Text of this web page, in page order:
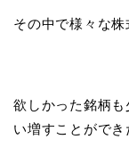
その中で様々な株
欲しかった銘柄
い増すことができ